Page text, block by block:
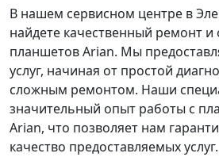
В нашем сервисном центре в
найдете качественный ремонт
планшетов Arian. Мы
услуг, начиная от простой
сложным ремонтом. Наши
значительный опыт работы с
Arian, что позволяет нам
качество предоставляемых услуг.